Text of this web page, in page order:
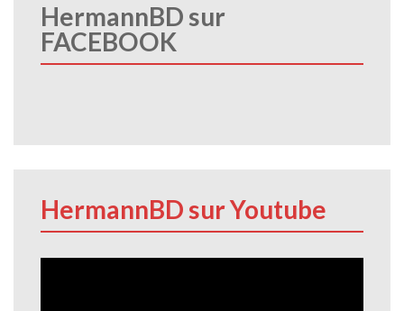
HermannBD sur
FACEBOOK
HermannBD sur Youtube